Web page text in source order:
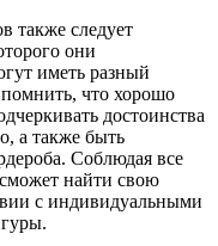
также следует
они
иметь разный
что хорошо
достоинства
а также быть
Соблюдая все
найти свою
с индивидуальными